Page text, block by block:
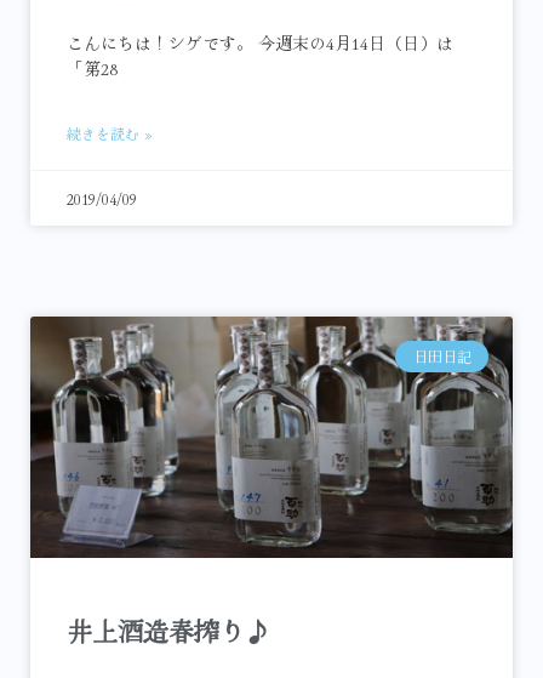
こんにちは！シゲです。 今週末の4月14日（日）は
「第28
続きを読む »
2019/04/09
日田日記
井上酒造春搾り♪